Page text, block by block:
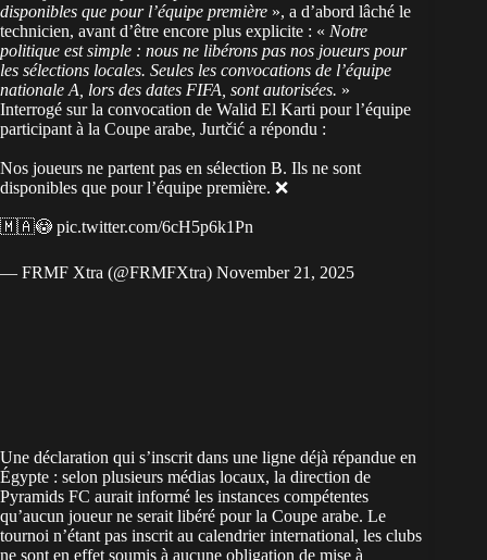
disponibles que pour l’équipe première », a d’abord lâché le
technicien, avant d’être encore plus explicite : « Notre
politique est simple : nous ne libérons pas nos joueurs pour
les sélections locales. Seules les convocations de l’équipe
nationale A, lors des dates FIFA, sont autorisées. »
Interrogé sur la convocation de Walid El Karti pour l’équipe
participant à la Coupe arabe, Jurtčić a répondu :
Nos joueurs ne partent pas en sélection B. Ils ne sont
disponibles que pour l’équipe première. ❌
🇲🇦😳 pic.twitter.com/6cH5p6k1Pn
— FRMF Xtra (@FRMFXtra) November 21, 2025
Une déclaration qui s’inscrit dans une ligne déjà répandue en
Égypte : selon plusieurs médias locaux, la direction de
Pyramids FC aurait informé les instances compétentes
qu’aucun joueur ne serait libéré pour la Coupe arabe. Le
tournoi n’étant pas inscrit au calendrier international, les clubs
ne sont en effet soumis à aucune obligation de mise à